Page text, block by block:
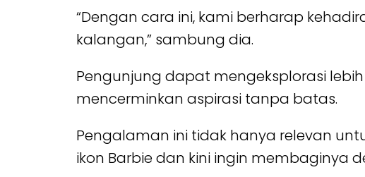
“Dengan cara ini, kami berharap
kalangan,” sambung dia.
Pengunjung dapat mengeksplorasi
mencerminkan aspirasi tanpa batas.
Pengalaman ini tidak hanya relevan
ikon Barbie dan kini ingin membaginya